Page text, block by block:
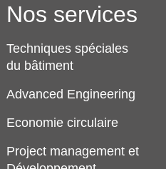
Nos services
Techniques spéciales
du bâtiment
Advanced Engineering
Economie circulaire
Project management et